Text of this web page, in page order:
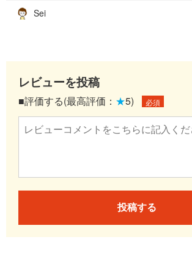
Sei
レビューを投稿
■評価する(最高評価： ★5) 必須
投稿する